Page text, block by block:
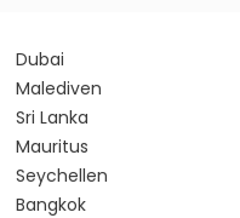
Dubai
Malediven
Sri Lanka
Mauritus
Seychellen
Bangkok